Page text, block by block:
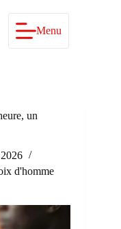
Menu
un
d'homme